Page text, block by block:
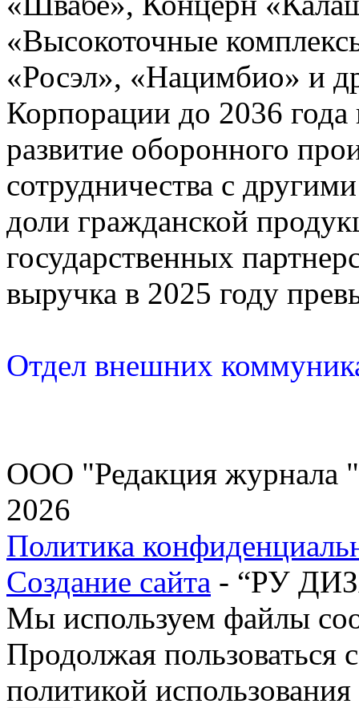
«Высокоточные
«Росэл», «Нацимбио» и
Корпорации до 2036 года
развитие оборонного
сотрудничества с
доли гражданской
государственных
выручка в 2025 году
Отдел внешних
ООО "Редакция журнала
2026
Политика
Создание сайта - “РУ
Мы используем файлы
Продолжая пользоваться
политикой